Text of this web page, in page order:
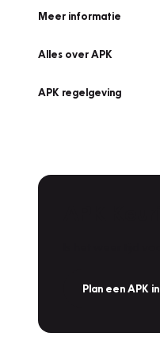
Meer informatie
Alles over APK
APK regelgeving
Plan een APK in